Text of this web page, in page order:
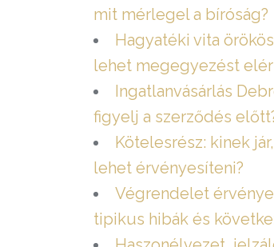
mit mérlegel a bíróság?
Hagyatéki vita
lehet megegyezést
Ingatlanvásárlás
figyelj a szerződés
Kötelesrész: kinek
lehet érvényesíteni?
Végrendelet
tipikus hibák és